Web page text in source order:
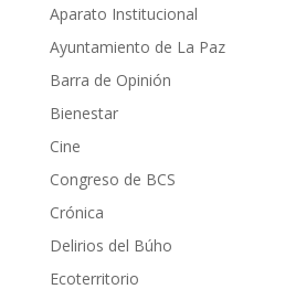
Aparato Institucional
Ayuntamiento de La Paz
Barra de Opinión
Bienestar
Cine
Congreso de BCS
Crónica
Delirios del Búho
Ecoterritorio